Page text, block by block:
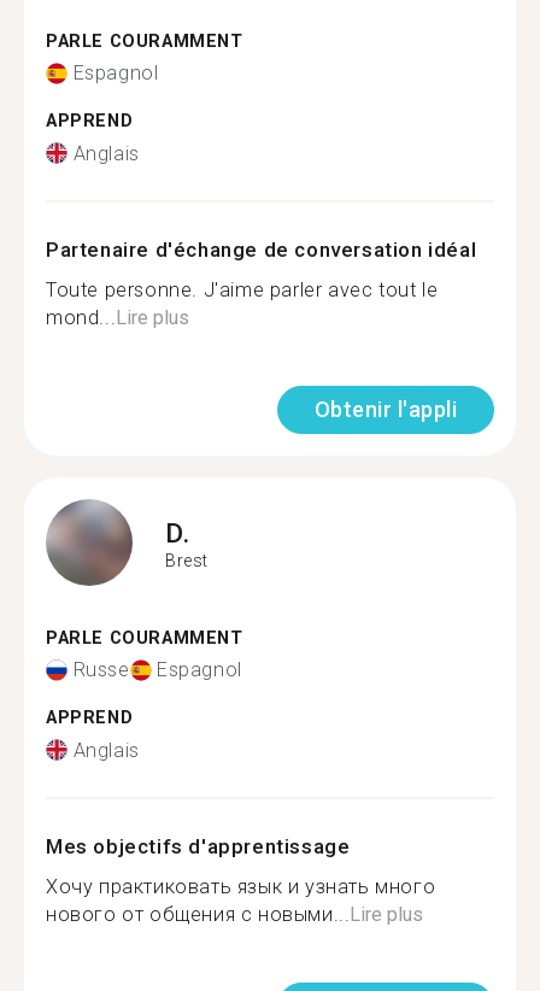
PARLE COURAMMENT
Espagnol
APPREND
Anglais
Partenaire d'échange de conversation idéal
Toute personne. J'aime parler avec tout le
mond... Lire plus
Obtenir l'appli
D.
Brest
PARLE COURAMMENT
Russe Espagnol
APPREND
Anglais
Mes objectifs d'apprentissage
Хочу практиковать язык и узнать много
нового от общения с новыми... Lire plus